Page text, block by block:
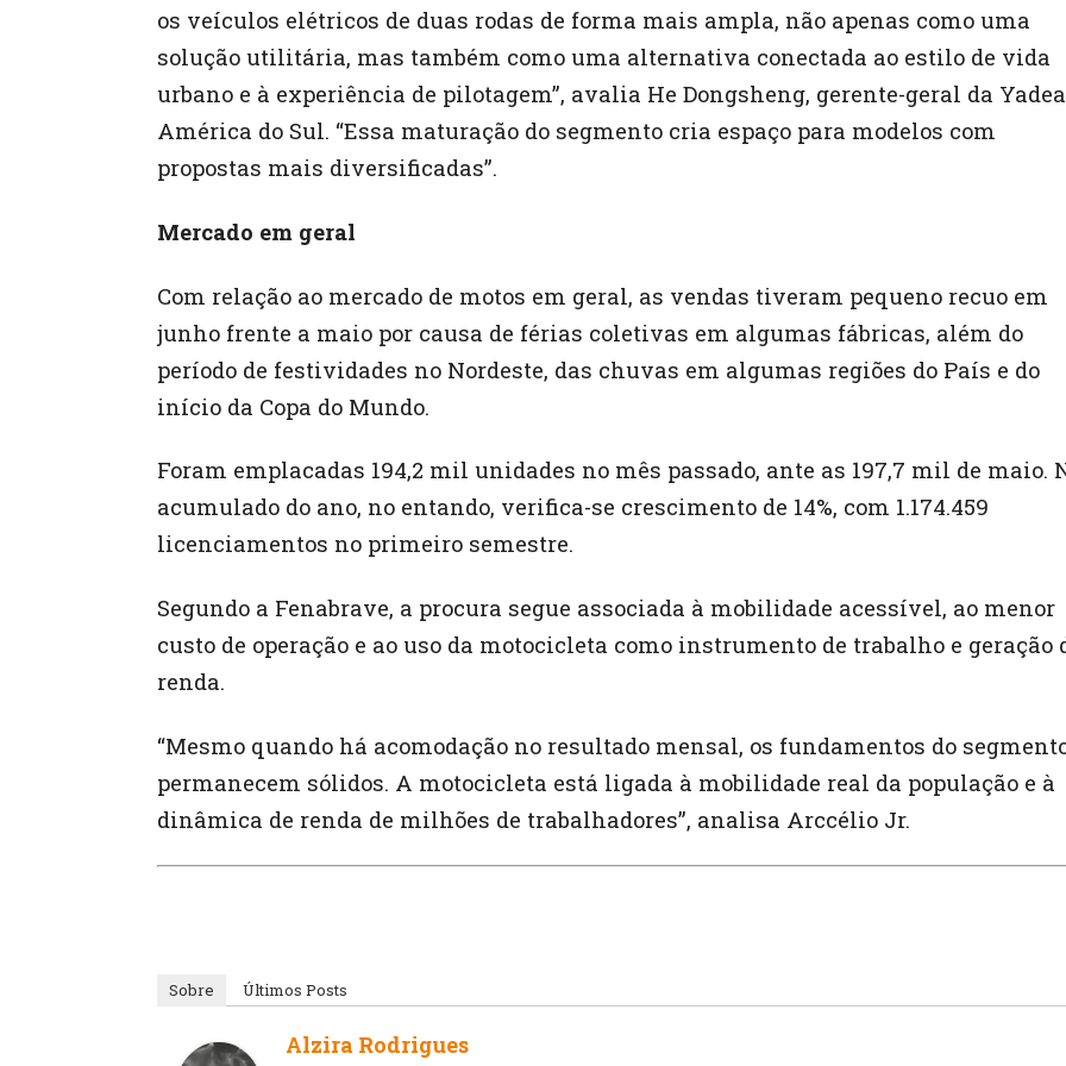
os veículos elétricos de duas rodas de forma mais ampla, não apenas como uma
solução utilitária, mas também como uma alternativa conectada ao estilo de vida
urbano e à experiência de pilotagem”, avalia He Dongsheng, gerente-geral da Yadea
América do Sul. “Essa maturação do segmento cria espaço para modelos com
propostas mais diversificadas”.
Mercado em geral
Com relação ao mercado de motos em geral, as vendas tiveram pequeno recuo em
junho frente a maio por causa de férias coletivas em algumas fábricas, além do
período de festividades no Nordeste, das chuvas em algumas regiões do País e do
início da Copa do Mundo.
Foram emplacadas 194,2 mil unidades no mês passado, ante as 197,7 mil de maio.
acumulado do ano, no entando, verifica-se crescimento de 14%, com 1.174.459
licenciamentos no primeiro semestre.
Segundo a Fenabrave, a procura segue associada à mobilidade acessível, ao menor
custo de operação e ao uso da motocicleta como instrumento de trabalho e geração
renda.
“Mesmo quando há acomodação no resultado mensal, os fundamentos do
permanecem sólidos. A motocicleta está ligada à mobilidade real da população e à
dinâmica de renda de milhões de trabalhadores”, analisa Arccélio Jr.
Sobre Últimos Posts
Alzira Rodrigues